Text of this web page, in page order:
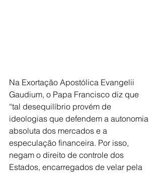
Na Exortação Apostólica Evangelii
Gaudium, o Papa Francisco diz que
“tal desequilíbrio provém de
ideologias que defendem a autonomia
absoluta dos mercados e a
especulação financeira. Por isso,
negam o direito de controle dos
Estados, encarregados de velar pela